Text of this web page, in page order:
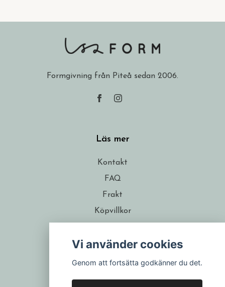
Formgivning från Piteå sedan 2006.
Läs mer
Kontakt
FAQ
Frakt
Köpvillkor
Återförsäljare
Presentkort
Vi använder cookies
Genom att fortsätta godkänner du det.